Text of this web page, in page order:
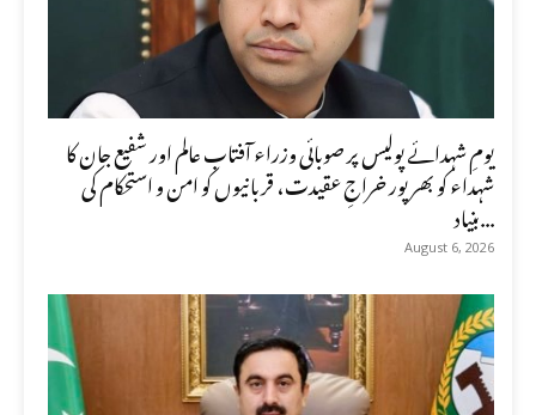
یومِ شہدائے پولیس پر صوبائی وزراء آفتاب عالم اور شفیع جان کا
شہداء کو بھرپور خراجِ عقیدت، قربانیوں کو امن و استحکام کی
بنیاد...
August 6, 2026